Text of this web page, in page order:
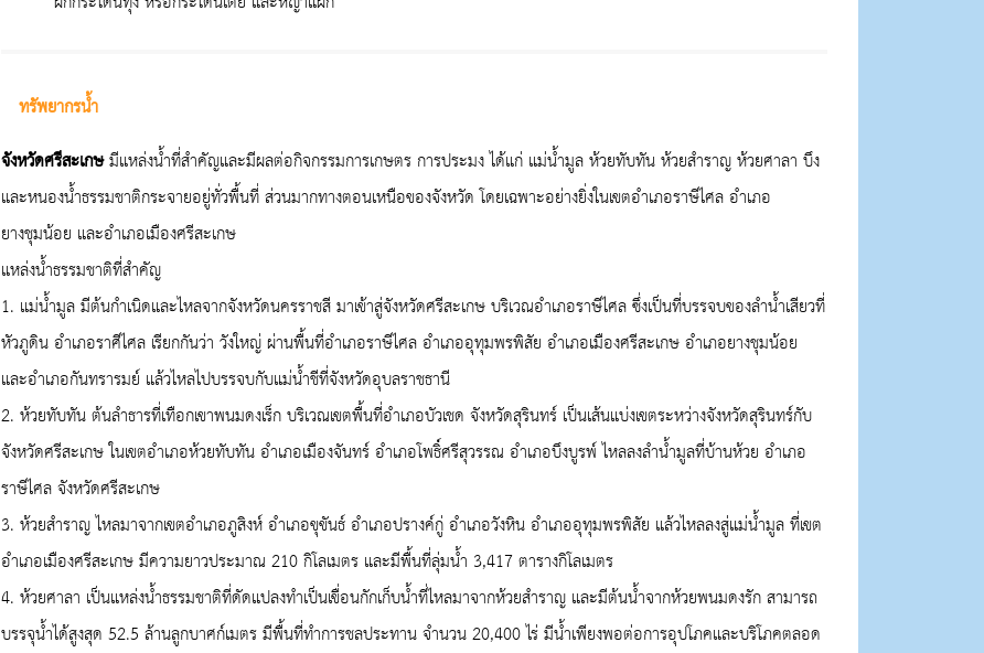
ทรัพยากรน้ำ
จังหวัดศรีสะเกษมีแหล่งน้ำที่สำคัญและมีผลต่อกิจกรรมการเกษตร การประมง ได้แก่ แม่น้ำมูล ห้วยทับทัน ห้วยสำราญ ห้วยศาลา บึง
และหนองน้ำธรรมชาติกระจายอยู่ทั่วพื้นที่ ส่วนมากทางตอนเหนือของจังหวัด โดยเฉพาะอย่างยิ่งในเขตอำเภอราษีไศล อำเภอ
ยางชุมน้อย และอำเภอเมืองศรีสะเกษ
แหล่งน้ำธรรมชาติที่สำคัญ
1. แม่น้ำมูล มีต้นกำเนิดและไหลจากจังหวัดนครราชสี มาเข้าสู่จังหวัดศรีสะเกษ บริเวณอำเภอราษีไศล ซึ่งเป็นที่บรรจบของลำน้ำเสียวที่
หัวภูดิน อำเภอราศีไศล เรียกกันว่า วังใหญ่ ผ่านพื้นที่อำเภอราษีไศล อำเภออุทุมพรพิสัย อำเภอเมืองศรีสะเกษ อำเภอยางชุมน้อย
และอำเภอกันทรารมย์ แล้วไหลไปบรรจบกับแม่น้ำชีที่จังหวัดอุบลราชธานี
2. ห้วยทับทัน ต้นลำธารที่เทือกเขาพนมดงเร็ก บริเวณเขตพื้นที่อำเภอบัวเชด จังหวัดสุรินทร์ เป็นเส้นแบ่งเขตระหว่างจังหวัดสุรินทร์กับ
จังหวัดศรีสะเกษ ในเขตอำเภอห้วยทับทัน อำเภอเมืองจันทร์ อำเภอโพธิ์ศรีสุวรรณ อำเภอบึงบูรพ์ ไหลลงลำน้ำมูลที่บ้านห้วย อำเภอ
ราษีไศล จังหวัดศรีสะเกษ
3. ห้วยสำราญ ไหลมาจากเขตอำเภอภูสิงห์ อำเภอขุขันธ์ อำเภอปรางค์กู่ อำเภอวังหิน อำเภออุทุมพรพิสัย แล้วไหลลงสู่แม่น้ำมูล ที่เขต
อำเภอเมืองศรีสะเกษ มีความยาวประมาณ 210กิโลเมตร และมีพื้นที่ลุ่มน้ำ 3,417ตารางกิโลเมตร
4. ห้วยศาลา เป็นแหล่งน้ำธรรมชาติที่ดัดแปลงทำเป็นเขื่อนกักเก็บน้ำที่ไหลมาจากห้วยสำราญ และมีต้นน้ำจากห้วยพนมดงรัก สามารถ
บรรจุน้ำได้สูงสุด 52.5 ล้านลูกบาศก์เมตร มีพื้นที่ทำการชลประทาน จำนวน20,400ไร่ มีน้ำเพียงพอต่อการอุปโภคและบริโภคตลอด